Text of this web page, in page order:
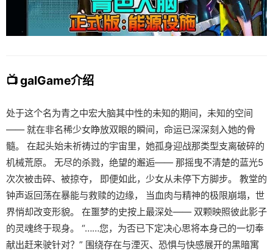
📺 galGame介绍
处于这个名为青之中宏大脑其中性的未知的期间，未知的空间
—— 就在非名稀少女睁放双眼的瞬间，命运已深深刻入她的骨
髓。 在起头始未祈祷过的宇宙里，她孤身迎战那类型支离破碎的
机械荒原。 无尽的杀戮，绝望的邂逅—— 那摇曳不清楚的蓝光5
次次被击碎、被掠夺， 即便如此，少女从未停下方脚步。 教堂的
钟声返回荡在暴能与救赎的边缘， 当血肉与精神的极限崩塌，世
界悄却改变形貌。 在噩梦的史按上最深处—— 双颗映照彼此影子
的灵魂终于现身。 “……您，为否已下定决心思将本身己的一切奉
献出赶来驶针对？” 围绕存在与湮灭、恐惧与快感展开的黑暗寓